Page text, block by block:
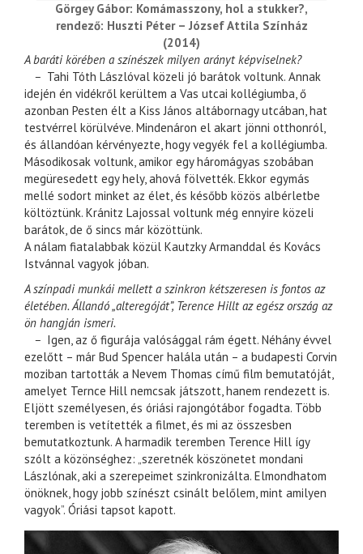
Görgey Gábor: Komámasszony, hol a stukker?,
rendező: Huszti Péter – József Attila Színház
(2014)
A baráti körében a színészek milyen arányt képviselnek?
– Tahi Tóth Lászlóval közeli jó barátok voltunk. Annak
idején én vidékről kerültem a Vas utcai kollégiumba, ő
azonban Pesten élt a Kiss János altábornagy utcában, hat
testvérrel körülvéve. Mindenáron el akart jönni otthonról,
és állandóan kérvényezte, hogy vegyék fel a kollégiumba.
Másodikosak voltunk, amikor egy háromágyas szobában
megüresedett egy hely, ahová fölvették. Ekkor egymás
mellé sodort minket az élet, és később közös albérletbe
költöztünk. Kránitz Lajossal voltunk még ennyire közeli
barátok, de ő sincs már közöttünk.
A nálam fiatalabbak közül Kautzky Armanddal és Kovács
Istvánnal vagyok jóban.
A színpadi munkái mellett a szinkron kétszeresen is fontos az
életében. Állandó „alteregóját”, Terence Hillt az egész ország az
ön hangján ismeri.
– Igen, az ő figurája valósággal rám égett. Néhány évvel
ezelőtt – már Bud Spencer halála után – a budapesti Corvin
moziban tartották a Nevem Thomas című film bemutatóját,
amelyet Ternce Hill nemcsak játszott, hanem rendezett is.
Eljött személyesen, és óriási rajongótábor fogadta. Több
teremben is vetítették a filmet, és mi az összesben
bemutatkoztunk. A harmadik teremben Terence Hill így
szólt a közönséghez: „szeretnék köszönetet mondani
Lászlónak, aki a szerepeimet szinkronizálta. Elmondhatom
önöknek, hogy jobb színészt csinált belőlem, mint amilyen
vagyok”. Óriási tapsot kapott.